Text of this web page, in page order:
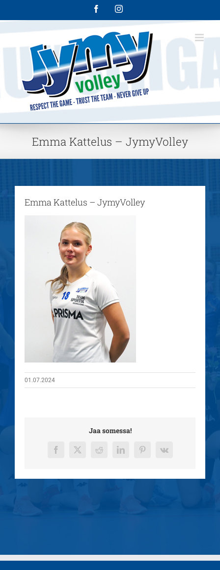
FacebookInstagram
Emma Kattelus – JymyVolley
Emma Kattelus – JymyVolley
01.07.2024
Jaa somessa!
Facebook
X RedditLinkedInPinterest
Vk